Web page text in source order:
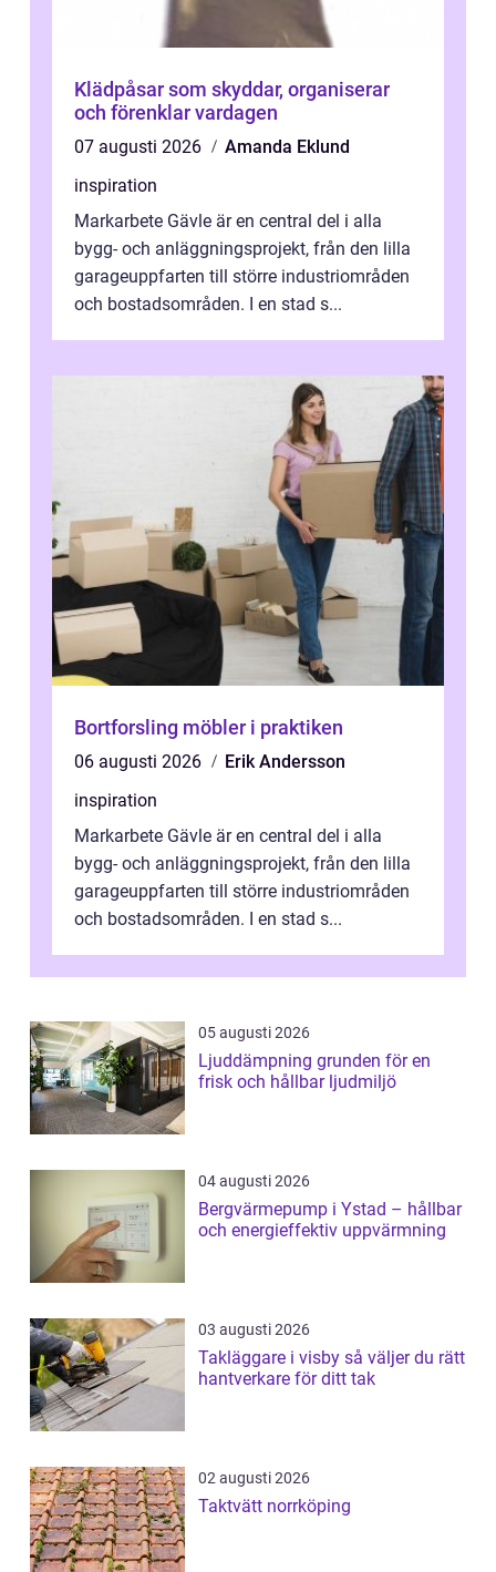
Klädpåsar som skyddar, organiserar
och förenklar vardagen
07 augusti 2026
Amanda Eklund
inspiration
Markarbete Gävle är en central del i alla
bygg- och anläggningsprojekt, från den lilla
garageuppfarten till större industriområden
och bostadsområden. I en stad s...
Bortforsling möbler i praktiken
06 augusti 2026
Erik Andersson
inspiration
Markarbete Gävle är en central del i alla
bygg- och anläggningsprojekt, från den lilla
garageuppfarten till större industriområden
och bostadsområden. I en stad s...
05 augusti 2026
Ljuddämpning grunden för en
frisk och hållbar ljudmiljö
04 augusti 2026
Bergvärmepump i Ystad – hållbar
och energieffektiv uppvärmning
03 augusti 2026
Takläggare i visby så väljer du rätt
hantverkare för ditt tak
02 augusti 2026
Taktvätt norrköping